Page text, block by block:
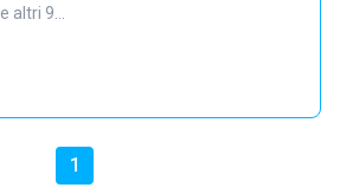
e altri 9…
1